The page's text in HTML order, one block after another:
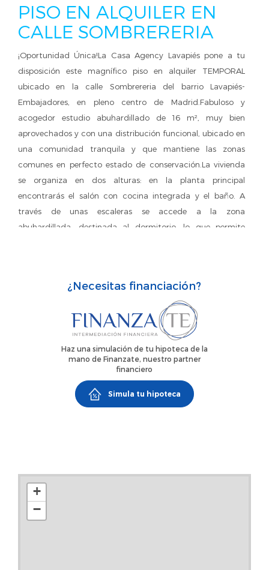
PISO EN ALQUILER EN
CALLE SOMBRERERIA
¡Oportunidad Única!La Casa Agency Lavapiés pone a tu
disposición este magnífico piso en alquiler TEMPORAL
ubicado en la calle Sombrereria del barrio Lavapiés-
Embajadores, en pleno centro de Madrid.Fabuloso y
acogedor estudio abuhardillado de 16 m², muy bien
aprovechados y con una distribución funcional, ubicado en
una comunidad tranquila y que mantiene las zonas
comunes en perfecto estado de conservación.La vivienda
se organiza en dos alturas: en la planta principal
encontrarás el salón con cocina integrada y el baño. A
través de unas escaleras se accede a la zona
abuhardillada, destinada al dormitorio, lo que permite
ascensor y la vivienda da a una corrala, lo que le aporta un
encanto especial y tranquilidad.Alquiler de corta estancia.
Ideal para una persona o pareja que busque un espacio
práctico, bien ubicado y con carácter en una de las zonas
más dinámicas de Madrid.
¿Necesitas financiación?
Haz una simulación de tu hipoteca de la
mano de Finanzate, nuestro partner
financiero
Simula tu hipoteca
+
−